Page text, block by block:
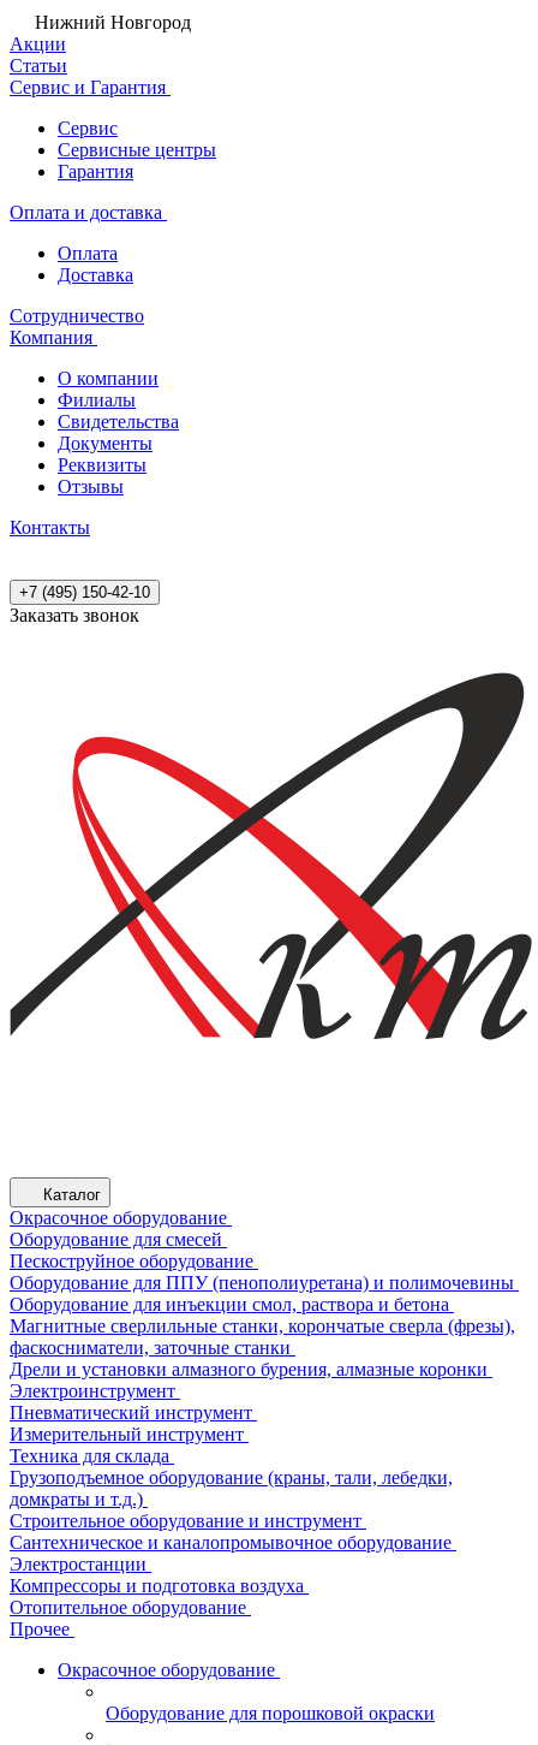
Нижний Новгород
Акции
Статьи
Сервис и Гарантия
Сервис
Сервисные центры
Гарантия
Оплата и доставка
Оплата
Доставка
Сотрудничество
Компания
О компании
Филиалы
Свидетельства
Документы
Реквизиты
Отзывы
Контакты
+7 (495) 150-42-10
Заказать звонок
Каталог
Окрасочное оборудование
Оборудование для смесей
Пескоструйное оборудование
Оборудование для ППУ (пенополиуретана) и полимочевины
Оборудование для инъекции смол, раствора и бетона
Магнитные сверлильные станки, корончатые сверла (фрезы),
фаскосниматели, заточные станки
Дрели и установки алмазного бурения, алмазные коронки
Электроинструмент
Пневматический инструмент
Измерительный инструмент
Техника для склада
Грузоподъемное оборудование (краны, тали, лебедки,
домкраты и т.д.)
Строительное оборудование и инструмент
Сантехническое и каналопромывочное оборудование
Электростанции
Компрессоры и подготовка воздуха
Отопительное оборудование
Прочее
Окрасочное оборудование
Оборудование для порошковой окраски